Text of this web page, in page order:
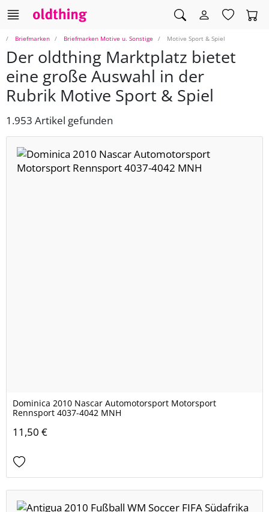
Briefmarken Briefmarken Motive u. Sonstige Motive Sport & Spiel
Der oldthing Marktplatz bietet
eine große Auswahl in der
Rubrik Motive Sport & Spiel
1.953 Artikel gefunden
Dominica 2010 Nascar Automotorsport Motorsport
Rennsport 4037-4042 MNH
11,50 €